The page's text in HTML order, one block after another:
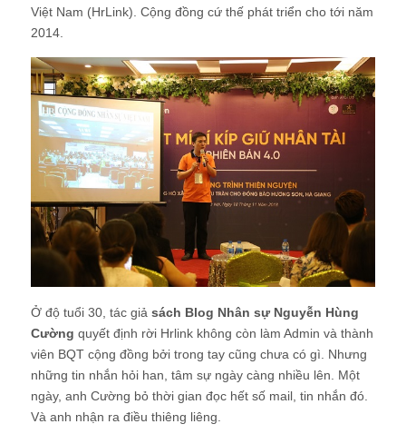
Việt Nam (HrLink). Cộng đồng cứ thế phát triển cho tới năm
2014.
Ở độ tuổi 30, tác giả sách Blog Nhân sự Nguyễn Hùng
Cường quyết định rời Hrlink không còn làm Admin và thành
viên BQT cộng đồng bởi trong tay cũng chưa có gì. Nhưng
những tin nhắn hỏi han, tâm sự ngày càng nhiều lên. Một
ngày, anh Cường bỏ thời gian đọc hết số mail, tin nhắn đó.
Và anh nhận ra điều thiêng liêng.